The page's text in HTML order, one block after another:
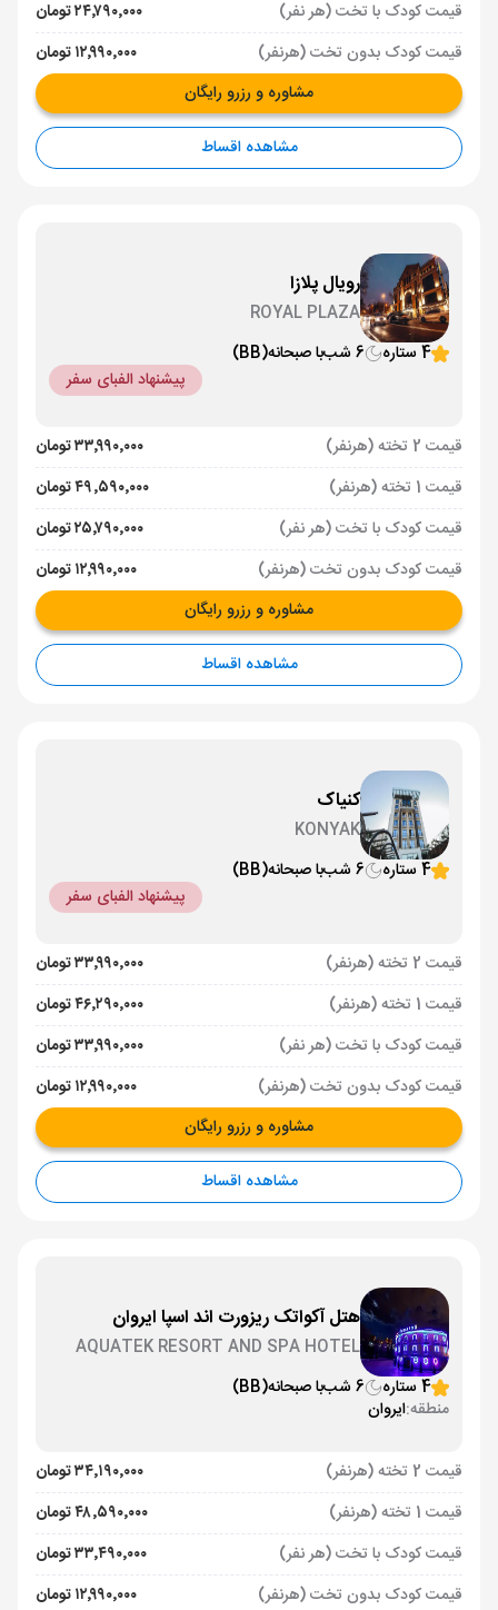
قیمت کودک با تخت (هر نفر)
۲۴٬۷۹۰٬۰۰۰ تومان
قیمت کودک بدون تخت (هرنفر)
۱۲٬۹۹۰٬۰۰۰ تومان
مشاوره و رزرو رایگان
مشاهده اقساط
رویال پلازا
ROYAL PLAZA
4 ستاره
6 شب با صبحانه(BB)
پیشنهاد الفبای سفر
قیمت 2 تخته (هرنفر)
۳۳٬۹۹۰٬۰۰۰ تومان
قیمت 1 تخته (هرنفر)
۴۹٬۵۹۰٬۰۰۰ تومان
قیمت کودک با تخت (هر نفر)
۲۵٬۷۹۰٬۰۰۰ تومان
قیمت کودک بدون تخت (هرنفر)
۱۲٬۹۹۰٬۰۰۰ تومان
مشاوره و رزرو رایگان
مشاهده اقساط
کنیاک
KONYAK
4 ستاره
6 شب با صبحانه(BB)
پیشنهاد الفبای سفر
قیمت 2 تخته (هرنفر)
۳۳٬۹۹۰٬۰۰۰ تومان
قیمت 1 تخته (هرنفر)
۴۶٬۲۹۰٬۰۰۰ تومان
قیمت کودک با تخت (هر نفر)
۳۳٬۹۹۰٬۰۰۰ تومان
قیمت کودک بدون تخت (هرنفر)
۱۲٬۹۹۰٬۰۰۰ تومان
مشاوره و رزرو رایگان
مشاهده اقساط
هتل آکواتک ریزورت اند اسپا ایروان
AQUATEK RESORT AND SPA HOTEL
4 ستاره 6 شب با صبحانه(BB)
منطقه:ایروان
قیمت 2 تخته (هرنفر)
۳۴٬۱۹۰٬۰۰۰ تومان
قیمت 1 تخته (هرنفر)
۴۸٬۵۹۰٬۰۰۰ تومان
قیمت کودک با تخت (هر نفر)
۳۳٬۴۹۰٬۰۰۰ تومان
قیمت کودک بدون تخت (هرنفر)
۱۲٬۹۹۰٬۰۰۰ تومان